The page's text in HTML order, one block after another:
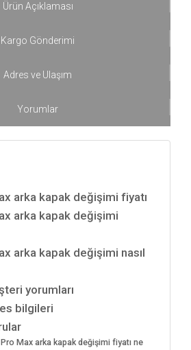
Ürün Açıklaması
Kargo Gönderimi
Adres ve Ulaşım
Yorumlar
arka kapak değişimi fiyatı
arka kapak değişimi
arka kapak değişimi nasıl
yorumları
bilgileri
Max arka kapak değişimi fiyatı ne